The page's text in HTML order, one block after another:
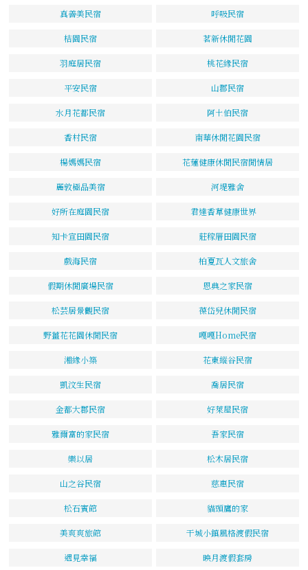
真善美民宿 呼吸民宿
桔園民宿 茗新休閒花園
羽庭居民宿 桃花緣民宿
平安民宿 山郡民宿
水月花都民宿 阿土伯民宿
香村民宿 南華休閒花園民宿
楊媽媽民宿 花蓮健康休閒民宿閒情居
麗敦極品美宿 河堤雅舍
好所在庭園民宿 君達香草健康世界
知卡宣田園民宿 莊稼厝田園民宿
戲海民宿 柏夏瓦人文旅舍
假期休閒廣場民宿 恩典之家民宿
松芸居景觀民宿 葆岱兒休閒民宿
野薑花花園休閒民宿 嘎嘎Home民宿
湘緣小築 花東縱谷民宿
凱汶生民宿 喬居民宿
金都大郡民宿 好萊屋民宿
雅爾富的家民宿 吾家民宿
樂以居 松木居民宿
山之谷民宿 慈惠民宿
松石賓館 貓頭鷹的家
美爽爽旅館 干城小鎮風格渡假民宿
遇見幸福 映月渡假套房